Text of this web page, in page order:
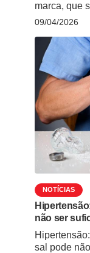
marca, que
Paralímpico
de
Brasileiro
Angeles
durante …
09/04/2026
NOTÍCIAS
não ser
sal pode